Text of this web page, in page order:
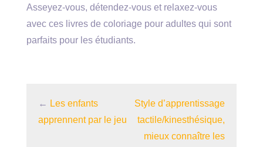
Asseyez-vous, détendez-vous et relaxez-vous
avec ces livres de coloriage pour adultes qui sont
parfaits pour les étudiants.
← Les enfants
apprennent par le jeu
Style d’apprentissage
tactile/kinesthésique,
mieux connaître les